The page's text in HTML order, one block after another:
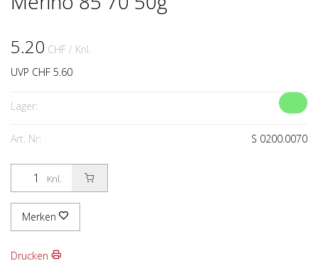
5.20 CHF / Knl.
UVP CHF 5.60
Lager:
Art. Nr: S 0200.0070
Knl.
Merken
Drucken